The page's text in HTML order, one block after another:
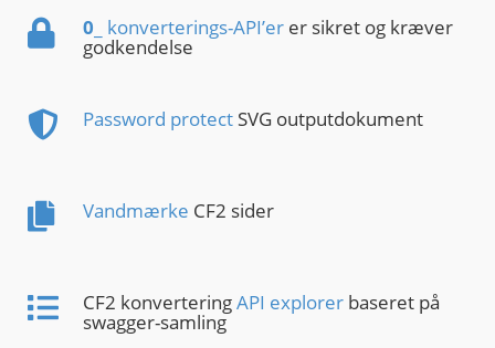
0 _ konverterings-API’er er sikret og kræver
godkendelse
Password protect SVG outputdokument
Vandmærke CF2 sider
CF2 konverteringAPI explorer baseret på
swagger-samling